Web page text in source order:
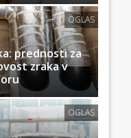
OGLAS
prednosti za
zraka v
OGLAS